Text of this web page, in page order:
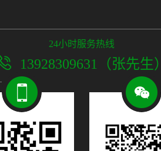
24小时服务热线
13928309631（张先生）